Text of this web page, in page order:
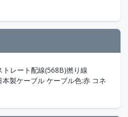
レート配線(568B)撚り線
製ケーブル ケーブル色:赤 コネ